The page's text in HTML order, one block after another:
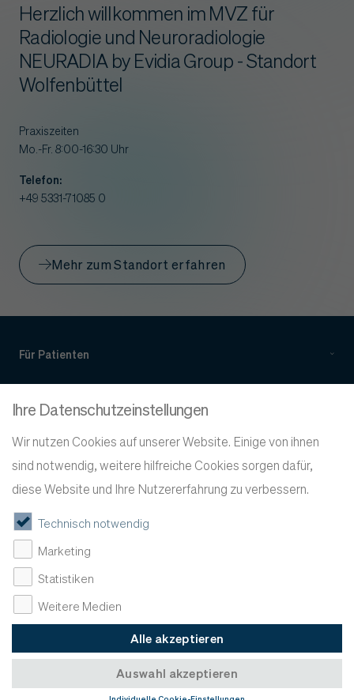
Ihre Datenschutzeinstellungen
Wir nutzen Cookies auf unserer Website. Einige von ihnen
sind notwendig, weitere hilfreiche Cookies sorgen dafür,
diese Website und Ihre Nutzererfahrung zu verbessern.
Technisch notwendig
Marketing
Statistiken
Weitere Medien
Alle akzeptieren
Auswahl akzeptieren
Herzlich willkommen im MVZ für
Radiologie und Neuroradiologie
NEURADIA by Evidia Group - Standort
Wolfenbüttel
Praxiszeiten
Mo.-Fr. 8:00-16:30 Uhr
Telefon:
+49 5331-71085 0
Mehr zum Standort erfahren
Für Patienten
Service
Datenschutz Evidia Sweden
4ways
©